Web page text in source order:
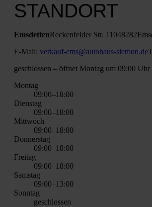
STANDORT
Ems­det­tenRecken­fel­der Str. 11048282
E‑Mail: verkauf-ems@autohaus-siemon.de
geschlos­sen – öff­net Mon­tag um 09:00 Uhr
Mon­tag
09:00–18:00
Diens­tag
09:00–18:00
Mitt­woch
09:00–18:00
Don­ners­tag
09:00–18:00
Frei­tag
09:00–18:00
Sams­tag
09:00–13:00
Sonn­tag
geschlos­sen